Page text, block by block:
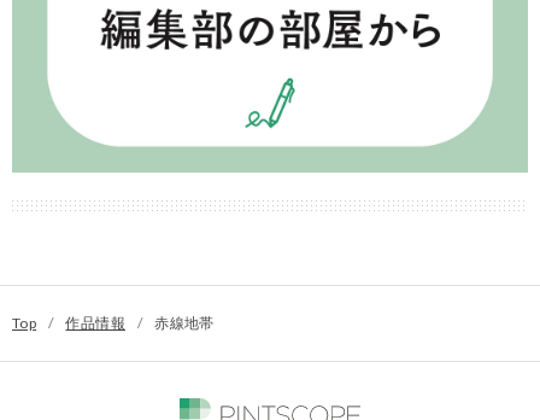
Top / 作品情報 / 赤線地帯